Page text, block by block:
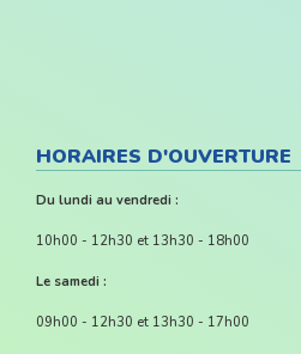
HORAIRES D'OUVERTURE
Du lundi au vendredi :
10h00 - 12h30 et 13h30 - 18h00
Le samedi :
09h00 - 12h30 et 13h30 - 17h00